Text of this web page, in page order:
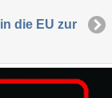
die EU zur